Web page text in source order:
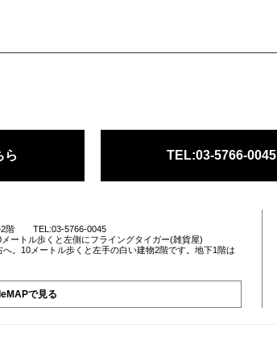
ら TEL:03-5766-0045
階
TEL:03-5766-0045
ートル歩くと左側にフライングタイガー(雑貨屋)
。10メートル歩くと左手の白い建物2階です。地下1階は
で見る